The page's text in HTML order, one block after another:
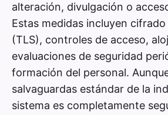
alteración, divulgación o
Estas medidas incluyen
(TLS), controles de acceso,
evaluaciones de seguridad
formación del personal.
salvaguardas estándar de la
sistema es completamente